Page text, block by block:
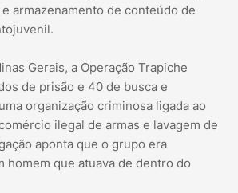
armazenamento de conteúdo de
Gerais, a Operação Trapiche
de prisão e 40 de busca e
organização criminosa ligada ao
ilegal de armas e lavagem de
aponta que o grupo era
homem que atuava de dentro do